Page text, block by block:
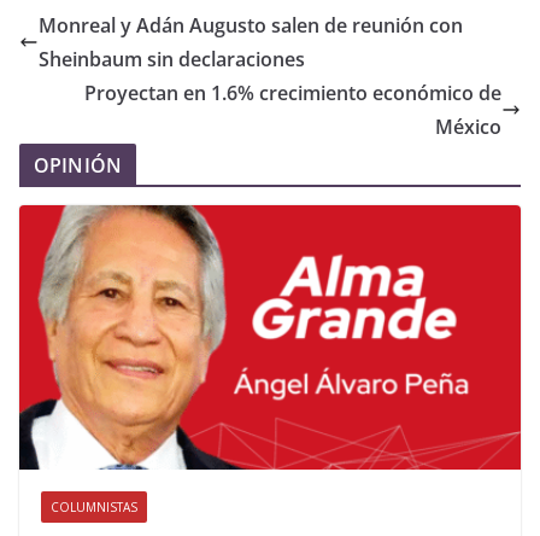
Monreal y Adán Augusto salen de reunión con
Sheinbaum sin declaraciones
Proyectan en 1.6% crecimiento económico de
México
OPINIÓN
COLUMNISTAS